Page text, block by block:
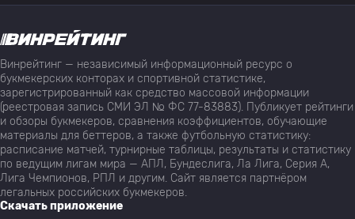
Винрейтинг — независимый информационный ресурс о
букмекерских конторах и спортивной статистике,
зарегистрированный как средство массовой информации
(реестровая запись СМИ ЭЛ № ФС 77-83883). Публикует рейтинги
и обзоры букмекеров, сравнения коэффициентов, обучающие
материалы для беттеров, а также футбольную статистику:
расписание матчей, турнирные таблицы, результаты и статистику
по ведущим лигам мира — АПЛ, Бундеслига, Ла Лига, Серия А,
Лига Чемпионов, РПЛ и другим. Сайт является партнёром
легальных российских букмекеров.
Скачать приложение